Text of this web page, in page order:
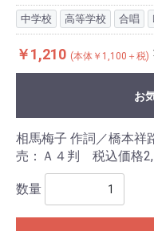
中学校 高等学校 合唱
￥1,210 (本体￥1,100＋税)
お
相馬梅子 作詞／橋本祥
売：Ａ４判 税込価格
数量